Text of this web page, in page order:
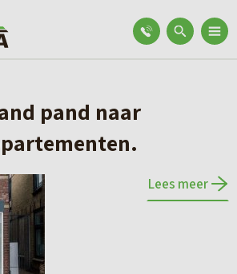
pand naar
Lees meer